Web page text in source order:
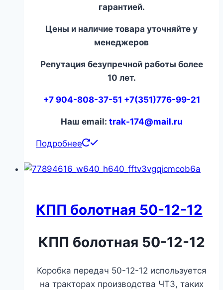
гарантией.
Цены и наличие товара уточняйте у
менеджеров
Репутация безупречной работы более
10 лет.
+7 904-808-37-51 +7(351)776-99-21
Наш email: trak-174@mail.ru
Подробнее
КПП болотная 50-12-12
КПП болотная 50-12-12
Коробка передач 50-12-12 используется
на тракторах производства ЧТЗ, таких